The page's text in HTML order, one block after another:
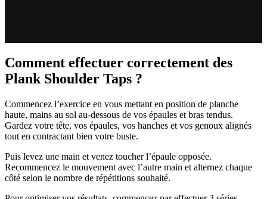
Comment effectuer correctement des
Plank Shoulder Taps ?
Commencez l’exercice en vous mettant en position de planche
haute, mains au sol au-dessous de vos épaules et bras tendus.
Gardez votre tête, vos épaules, vos hanches et vos genoux alignés
tout en contractant bien votre buste.
Puis levez une main et venez toucher l’épaule opposée.
Recommencez le mouvement avec l’autre main et alternez chaque
côté selon le nombre de répétitions souhaité.